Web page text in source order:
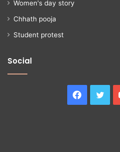
Women's day story
Chhath pooja
Student protest
Social